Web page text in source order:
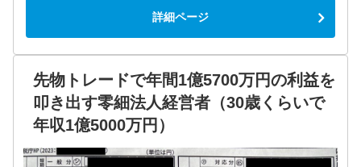
詳細ページ
先物トレードで年間1億5700万円の利益を
叩き出す零細法人経営者（30歳くらいで
年収1億5000万円）